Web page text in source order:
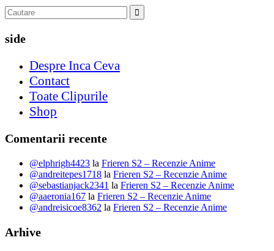
side
Despre Inca Ceva
Contact
Toate Clipurile
Shop
Comentarii recente
@elphrigh4423 la Frieren S2 – Recenzie Anime
@andreitepes1718 la Frieren S2 – Recenzie Anime
@sebastianjack2341 la Frieren S2 – Recenzie Anime
@aaeronia167 la Frieren S2 – Recenzie Anime
@andreisicoe8362 la Frieren S2 – Recenzie Anime
Arhive